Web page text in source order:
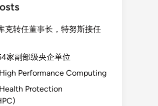
克转任董事长，特努斯接任
家副部级央企单位
Performance Computing
Protection